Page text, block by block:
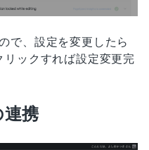
で、設定を変更したら
リックすれば設定変更完
携